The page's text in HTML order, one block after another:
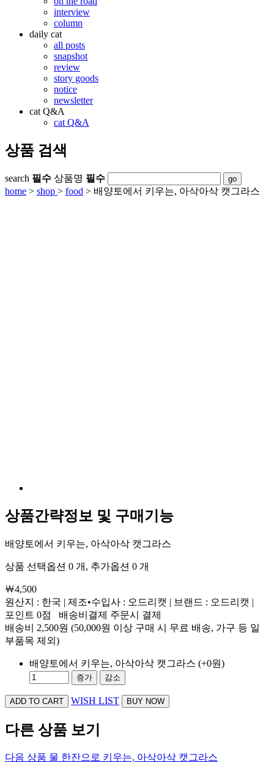
interview
column
daily cat
all posts
snapshot
review
story goods
notice
newsletter
cat Q&A
cat Q&A
상품 검색
search 필수 상품명 필수
home > shop > food > 배양토에서 키우는, 아삭아삭 캣그라스
상품간략정보 및 구매기능
배양토에서 키우는, 아삭아삭 캣그라스
상품 선택옵션 0 개, 추가옵션 0 개
￦4,500
원산지 : 한국 | 제조•수입사 : 오드리캣 | 브랜드 : 오드리캣 |
포인트 0점 배송비결제 주문시 결제
배송비
2,500원 (50,000원 이상 구매 시 무료 배송, 가구 등 일
부품목 제외)
배양토에서 키우는, 아삭아삭 캣그라스 (+0원)
증가 감소
WISH LIST
다른 상품 보기
다음 상품 물 한잔으로 키우는, 아삭아삭 캣그라스